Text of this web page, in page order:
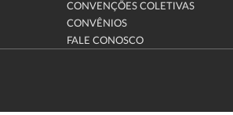
CONVENÇÕES COLETIVAS
CONVÊNIOS
FALE CONOSCO